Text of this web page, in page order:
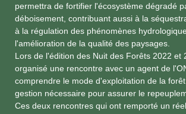
permettra de fortifier l'écosystème dégradé
déboisement, contribuant aussi à la
à la régulation des phénomènes
l'amélioration de la qualité des paysages.
Lors de l'édition des Nuit des Forêts 2022 et
organisé une rencontre avec un agent de
comprendre le mode d'exploitation de la
gestion nécessaire pour assurer le
Ces deux rencontres qui ont remporté un